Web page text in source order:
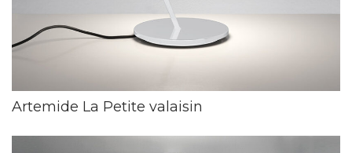
Artemide La Petite valaisin